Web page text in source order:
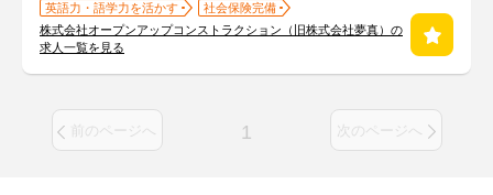
英語力・語学力を活かす
社会保険完備
株式会社オープンアップコンストラクション（旧株式会社夢真）の
求人一覧を見る
前のページへ 1 次のページへ